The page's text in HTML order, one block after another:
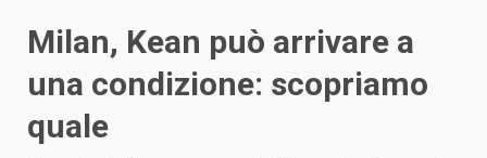
Milan, Kean può arrivare a
una condizione: scopriamo
quale